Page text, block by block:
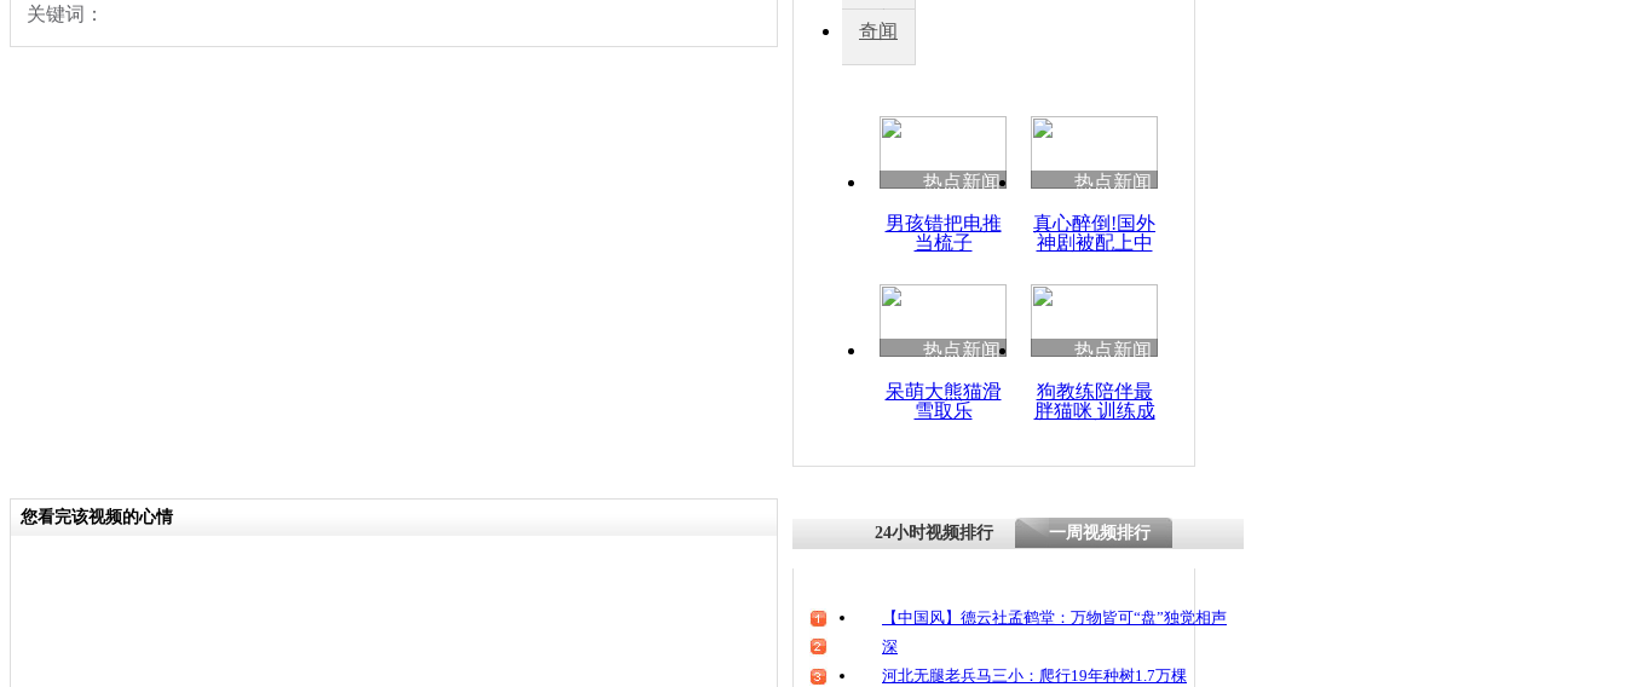
因
度苗族花山节
魂
关键词： 秀
奇闻
热点新闻
男孩错把电推
当梳子
热点新闻
真心醉倒!国外
神剧被配上中
热点新闻
呆萌大熊猫滑
雪取乐
热点新闻
狗教练陪伴最
胖猫咪 训练成
您看完该视频的心情
24小时视频排行 一周视频排行
【中国风】德云社孟鹤堂：万物皆可“盘”独觉相声
深
河北无腿老兵马三小：爬行19年种树1.7万棵